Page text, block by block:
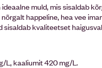
muld, mis sisaldab
happeline, hea vee
kvaliteetset
L, kaaliumit 420 mg/L.